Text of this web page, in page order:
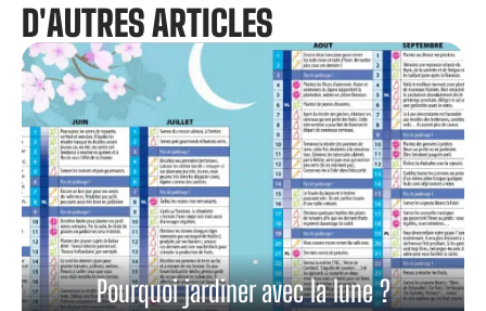
D'AUTRES ARTICLES
Pourquoi jardiner avec la lune ?